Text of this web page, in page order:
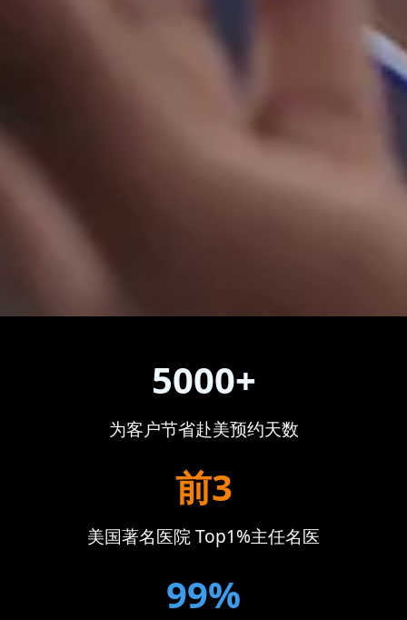
5000+
为客户节省赴美预约天数
前3
美国著名医院 Top1%主任名医
99%